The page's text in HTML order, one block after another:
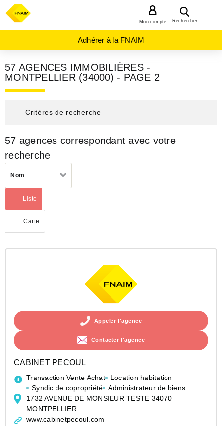
Rechercher
Mon compte
Adhérer à la FNAIM
57 AGENCES IMMOBILIÈRES -
MONTPELLIER (34000) - PAGE 2
Critères de recherche
AGENCES
OCCITANIE
HERAULT
(34000)
57 agences correspondant avec votre
recherche
par
Nom
Liste
Carte
(activé)
Rechercher quand je déplace la carte
Appeler l'agence
Contacter l'agence
CABINET PECOUL
Transaction Vente Achat
Location habitation
Syndic de copropriété
Administrateur de biens
1732 AVENUE DE MONSIEUR TESTE 34070
MONTPELLIER
www.cabinetpecoul.com